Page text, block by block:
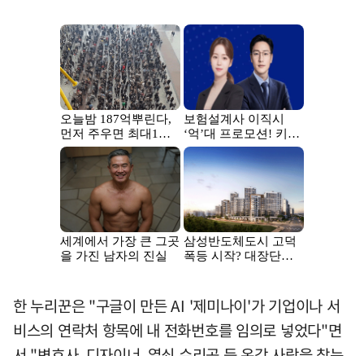
한 누리꾼은 "구글이 만든 AI '제미나이'가 기업이나 서
비스의 연락처 항목에 내 전화번호를 임의로 넣었다"면